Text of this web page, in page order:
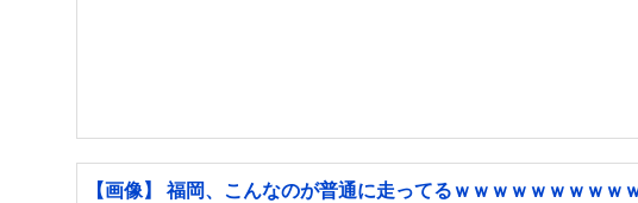
【画像】 福岡、こんなのが普通に走ってるｗｗｗｗｗｗｗｗ